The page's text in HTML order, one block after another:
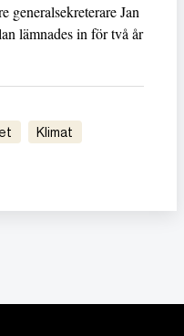
generalsekreterare Jan
lämnades in för två år
Klimat